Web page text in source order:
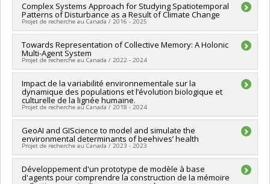
Programmes de subvention :PVXXXXXX-(AC) Actions
concertées - générique
Chercheur principal :Liliana Perez
Sources de financement :MITACS Inc. , Ministère de
l’Enseignement supérieur
Québec - MITACS ,
Complex Systems Approach for Studying Spatiotemporal
Patterns of Disturbance as a Result of Climate Change
Projet de recherche au Canada / 2016 - 2025
Chercheur principal :Liliana Perez
Sources de financement :CRSNG/Conseil de recherches en
sciences naturelles et génie du Canada (CRSNG)
subvention à la découverte individuelle ou de groupe
Towards Representation of Collective Memory: A Holonic
Multi-Agent System
Projet de recherche au Canada / 2022 - 2024
Chercheur principal :Liliana Perez
Sources de financement :MITACS Inc.
Programmes de subvention :PVXXXXXX-Stage Accélération
Québec - MITACS
Impact de la variabilité environnementale sur la
dynamique des populations et l’évolution biologique et
culturelle de la lignée humaine.
Projet de recherche au Canada / 2018 - 2024
Chercheur principal : Ariane Burke
Co-chercheurs :Michelle Drapeau,Liliana Perez,
Salvatore
Sources de financement :FRQSC/Fonds de recherche du
GeoAI and GIScience to model and simulate the
environmental determinants of beehives’ health
Projet de recherche au Canada / 2023 - 2023
Chercheur principal : Liliana Perez
Développement d'un prototype de modèle à base
d'agents pour comprendre la construction de la mémoire